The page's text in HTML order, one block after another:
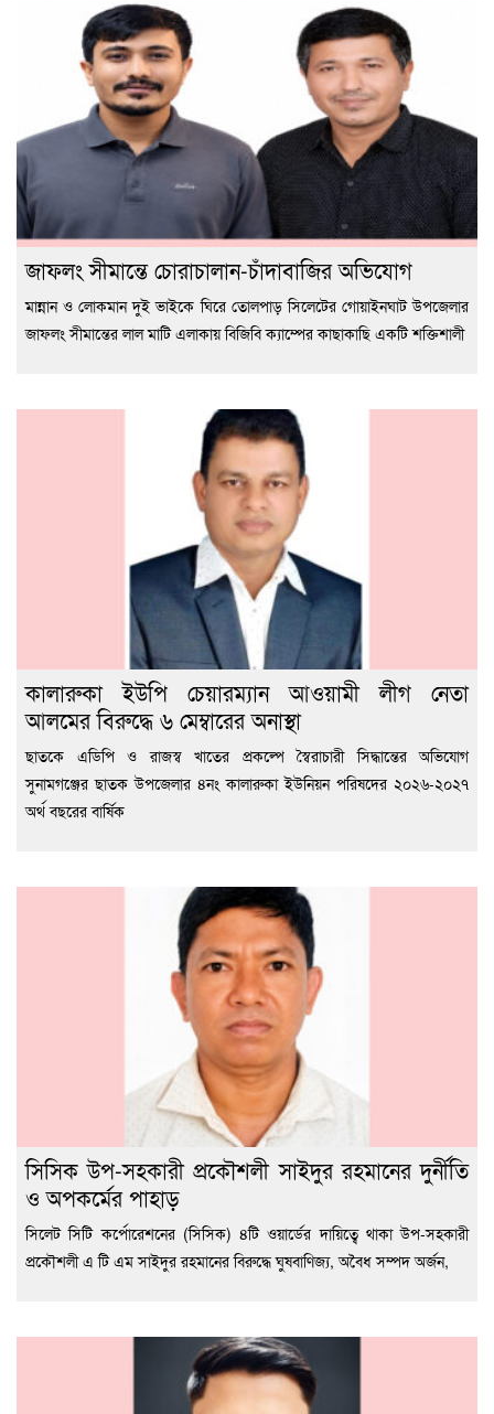
জাফলং সীমান্তে চোরাচালান-চাঁদাবাজির অভিযোগ
মান্নান ও লোকমান দুই ভাইকে ঘিরে তোলপাড় সিলেটের গোয়াইনঘাট উপজেলার
জাফলং সীমান্তের লাল মাটি এলাকায় বিজিবি ক্যাম্পের কাছাকাছি একটি শক্তিশালী
কালারুকা ইউপি চেয়ারম্যান আওয়ামী লীগ নেতা
আলমের বিরুদ্ধে ৬ মেম্বারের অনাস্থা
ছাতকে এডিপি ও রাজস্ব খাতের প্রকল্পে স্বৈরাচারী সিদ্ধান্তের অভিযোগ
সুনামগঞ্জের ছাতক উপজেলার ৪নং কালারুকা ইউনিয়ন পরিষদের ২০২৬-২০২৭
অর্থ বছরের বার্ষিক
সিসিক উপ-সহকারী প্রকৌশলী সাইদুর রহমানের দুর্নীতি
ও অপকর্মের পাহাড়
সিলেট সিটি কর্পোরেশনের (সিসিক) ৪টি ওয়ার্ডের দায়িত্বে থাকা উপ-সহকারী
প্রকৌশলী এ টি এম সাইদুর রহমানের বিরুদ্ধে ঘুষবাণিজ্য, অবৈধ সম্পদ অর্জন,